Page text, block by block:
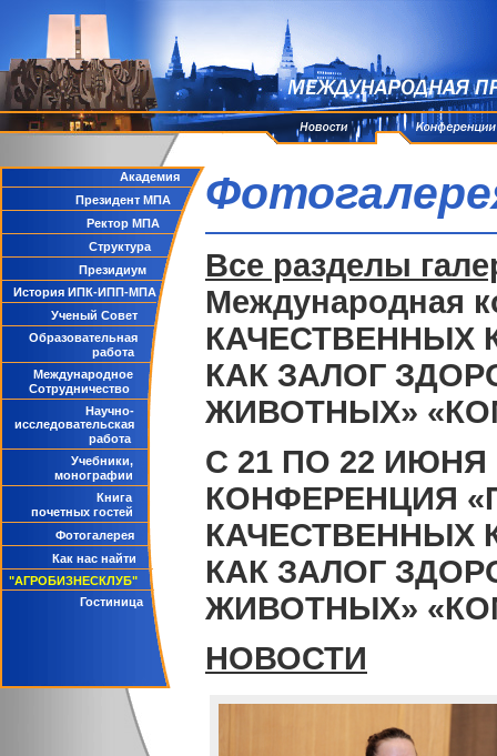
Академия
Президент МПА
Ректор МПА
Структура
Президиум
История ИПК-ИПП-МПА
Ученый Совет
Образовательная
работа
Международное
Сотрудничество
Научно-
исследовательская
работа
Учебники,
монографии
Книга
почетных гостей
Фотогалерея
Как нас найти
"АГРОБИЗНЕСКЛУБ"
Гостиница
Все разделы
Международная
КАЧЕСТВЕННЫХ
КАК ЗАЛОГ
ЖИВОТНЫХ»
С 21 ПО 22
КОНФЕРЕНЦИЯ
КАЧЕСТВЕННЫХ
КАК ЗАЛОГ
ЖИВОТНЫХ»
НОВОСТИ